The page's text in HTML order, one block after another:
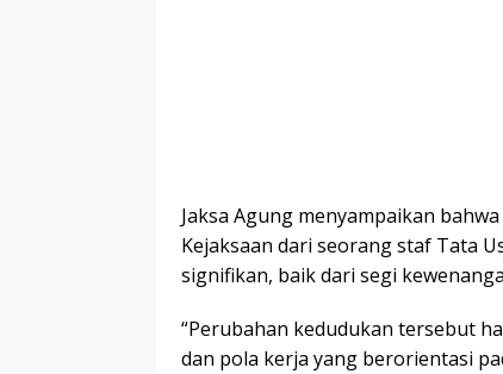
Jaksa Agung menyampaikan
Kejaksaan dari seorang staf Tata
signifikan, baik dari segi
“Perubahan kedudukan tersebut
dan pola kerja yang berorientasi